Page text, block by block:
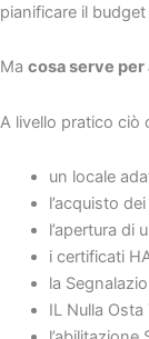
pianificare il
Ma cosa serve
A livello pratico ciò
un locale
l’acquisto
l’apertura di
i certificati
la
IL Nulla Osta